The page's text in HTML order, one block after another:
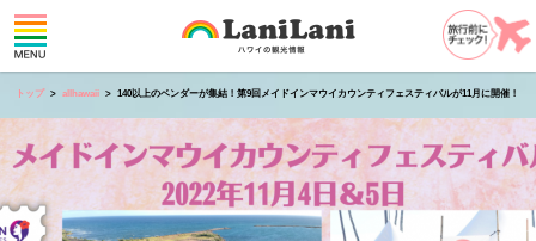
トップ allhawaii 140以上のベンダーが集結！第9回メイドインマウイカウンティフェスティバルが11月に開催！